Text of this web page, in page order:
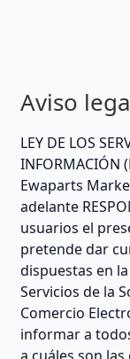
Aviso
LEY DE LOS
INFORMACIÓN
Ewaparts
adelante
usuarios el
pretende dar
dispuestas en
Servicios de la
Comercio
informar a